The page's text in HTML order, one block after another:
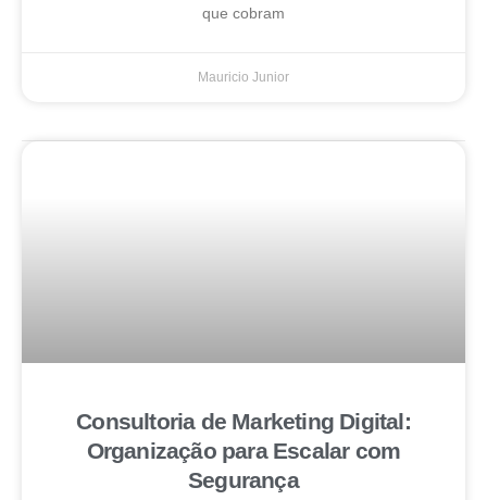
que cobram
Mauricio Junior
Consultoria de Marketing Digital:
Organização para Escalar com
Segurança